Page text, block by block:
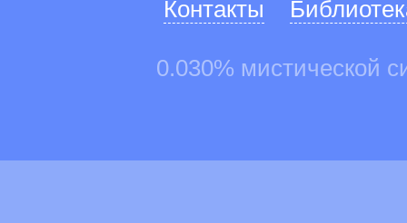
Контакты
0.030% мистической